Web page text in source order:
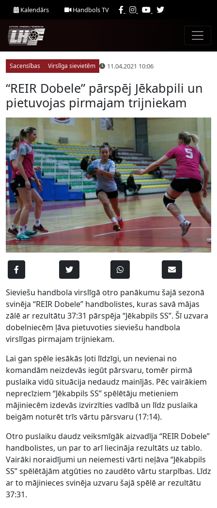
Kalendārs Handbols TV
Sacensības Virslīga sievietēm 11.04.2021 10:06
“REIR Dobele” pārspēj Jēkabpili un
pietuvojas pirmajam trijniekam
Sieviešu handbola virslīgā otro panākumu šajā sezonā
svinēja “REIR Dobele” handbolistes, kuras savā mājas
zālē ar rezultātu 37:31 pārspēja “Jēkabpils SS”. Šī uzvara
dobelniecēm ļāva pietuvoties sieviešu handbola
virslīgas pirmajam trijniekam.
Lai gan spēle iesākās ļoti līdzīgi, un nevienai no
komandām neizdevās iegūt pārsvaru, tomēr pirmā
puslaika vidū situācija nedaudz mainījās. Pēc vairākiem
neprecīziem “Jēkabpils SS” spēlētāju metieniem
mājiniecēm izdevās izvirzīties vadībā un līdz puslaika
beigām noturēt trīs vārtu pārsvaru (17:14).
Otro puslaiku daudz veiksmīgāk aizvadīja “REIR Dobele”
handbolistes, un par to arī liecināja rezultāts uz tablo.
Vairāki noraidījumi un neiemesti vārti neļāva “Jēkabpils
SS” spēlētājām atgūties no zaudēto vārtu starpības. Līdz
ar to mājinieces svinēja uzvaru šajā spēlē ar rezultātu
37:31.